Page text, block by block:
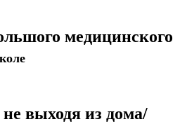
медицинского
выходя из дома/